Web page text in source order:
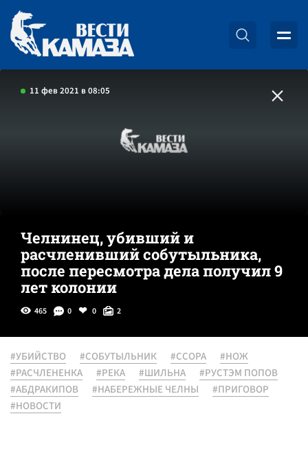
11 фев 2021 в 08:05
Челнинец, убивший и
расчленивший собутыльника,
после пересмотра дела получил 9
лет колонии
465 0 0 2
#УБИЙСТВО #СОБУТЫЛЬНИК #ССОРА
#НОЖ
#РАСЧЛЕНЕНКА
#РЕКА #ШИЛЬНА
#РУСТЭМ ПОПОВ
#АБДРАКИПОВ
#НАБЕРЕЖНЫЕ ЧЕЛНЫ
#ПРИГОВОР
#НОВОСТИ